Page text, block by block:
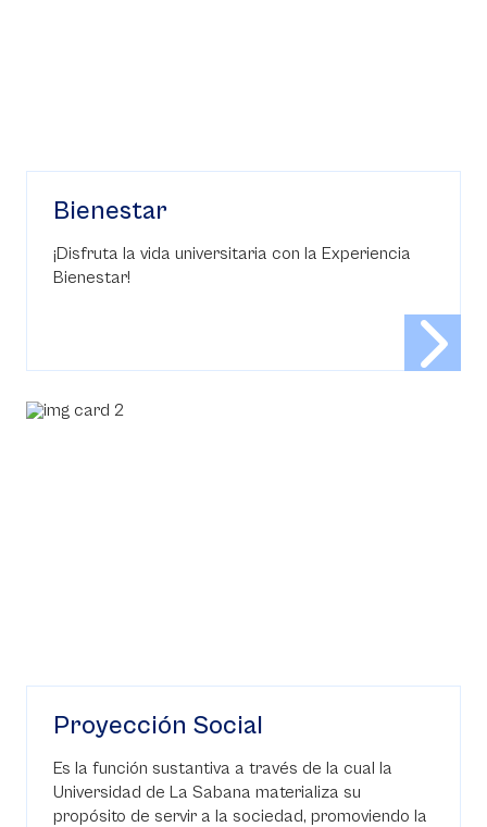
Bienestar
¡Disfruta la vida universitaria con la Experiencia
Bienestar!
Proyección Social
Es la función sustantiva a través de la cual la
Universidad de La Sabana materializa su
propósito de servir a la sociedad, promoviendo la